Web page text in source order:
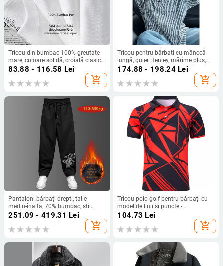
Tricou din bumbac 100% greutate
mare, culoare solidă, croială clasică
și versatilă, guler rotund, croială
lejeră, pentru bărbați, mărime mare,
vară
83.88 - 116.58 Lei
add_shopping_cart
Tricou pentru bărbați cu mânecă
lungă, guler Henley, mărime plus,
model cu oase de pește, căptușit cu
fleece, țesătură chenille, 100%
poliester
174.88 - 198.24Lei
add_shopping_cart
Pantaloni bărbați drepti, talie
mediu-înaltă, 70% bumbac, stil
minimalist
251.09 - 419.31 Lei
add_shopping_cart
Tricou polo golf pentru bărbați cu
model de linii și puncte -
personalizat
104.73 Lei
add_shopping_cart